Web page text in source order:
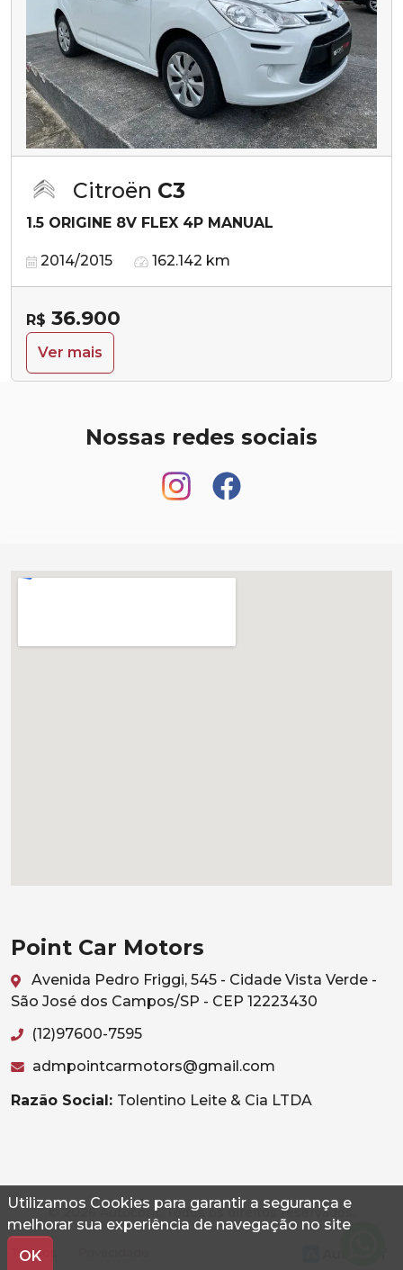
Utilizamos Cookies para garantir a segurança e
melhorar sua experiência de navegação no site
OK
Citroën C3
1.5 ORIGINE 8V FLEX 4P MANUAL
2014/2015 162.142 km
R$ 36.900
Ver mais
Nossas redes sociais
Point Car Motors
Avenida Pedro Friggi, 545 - Cidade Vista Verde -
São José dos Campos/SP - CEP 12223430
(12)97600-7595
admpointcarmotors@gmail.com
Razão Social: Tolentino Leite & Cia LTDA
© 2026 Autoconf. Todos os direitos reservados.
Termos